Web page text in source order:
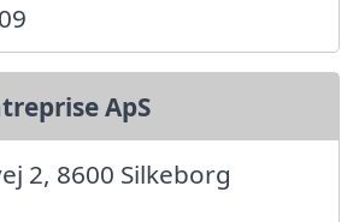
ApS
2, 8600 Silkeborg